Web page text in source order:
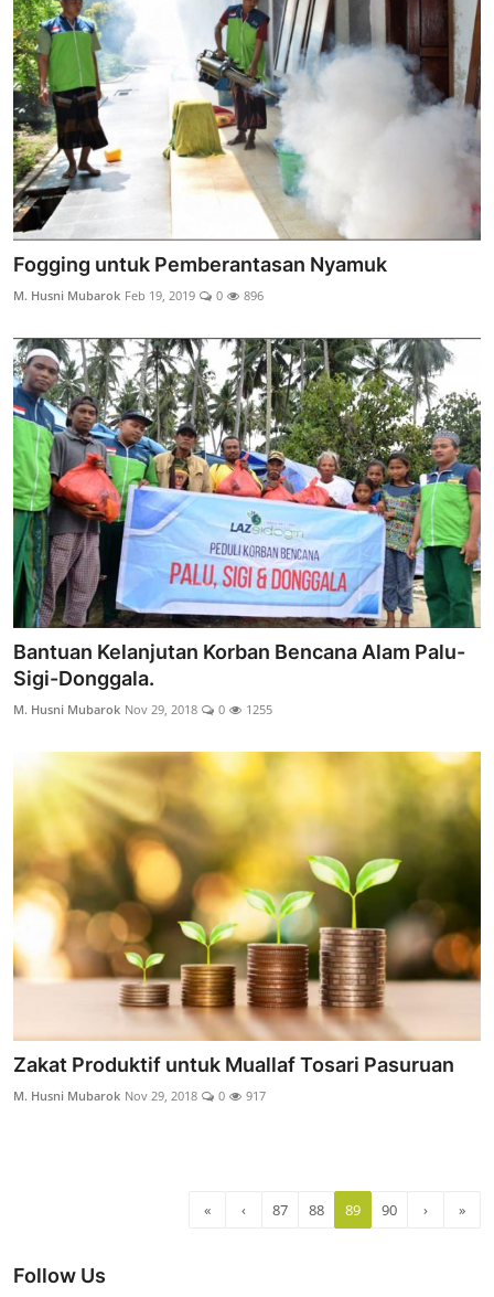
Fogging untuk Pemberantasan Nyamuk
M. Husni Mubarok Feb 19, 2019 0 896
Bantuan Kelanjutan Korban Bencana Alam Palu-
Sigi-Donggala.
M. Husni Mubarok Nov 29, 2018 0 1255
Zakat Produktif untuk Muallaf Tosari Pasuruan
M. Husni Mubarok Nov 29, 2018 0 917
« ‹ 87 88 89 90 › »
Follow Us